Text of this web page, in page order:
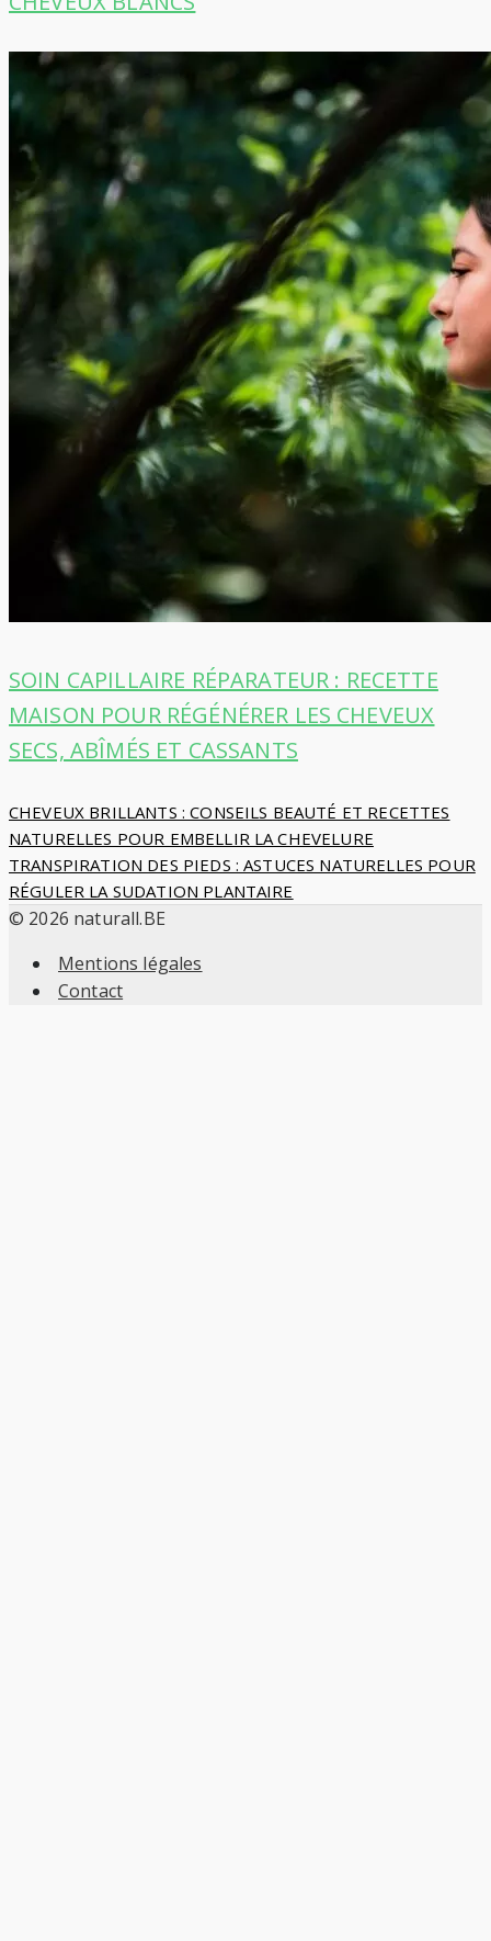
SOIN CAPILLAIRE RÉPARATEUR : RECETTE
MAISON POUR RÉGÉNÉRER LES CHEVEUX
SECS, ABÎMÉS ET CASSANTS
Navigation
de
l’article
CHEVEUX BRILLANTS : CONSEILS BEAUTÉ ET RECETTES
NATURELLES POUR EMBELLIR LA CHEVELURE
TRANSPIRATION DES PIEDS : ASTUCES NATURELLES POUR
RÉGULER LA SUDATION PLANTAIRE
© 2026 naturall.BE
Mentions légales
Contact